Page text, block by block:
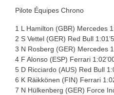
Pilote Équipes Chrono
1 L Hamilton (GBR) Mercedes
2 S Vettel (GER) Red Bull
3 N Rosberg (GER) Mercedes
4 F Alonso (ESP) Ferrari
5 D Ricciardo (AUS) Red Bull
6 K Räikkönen (FIN) Ferrari
7 N Hülkenberg (GER) Force